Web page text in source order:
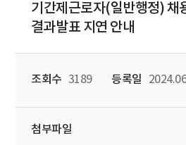
기간제근로자(일반행정) 채
결과발표 지연 안내
조회수 3189 등록일
첨부파일